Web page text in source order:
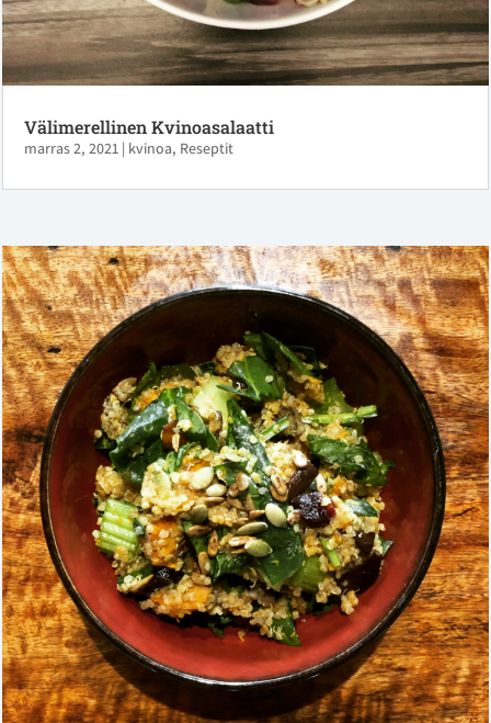
Välimerellinen Kvinoasalaatti
marras 2, 2021 | kvinoa, Reseptit